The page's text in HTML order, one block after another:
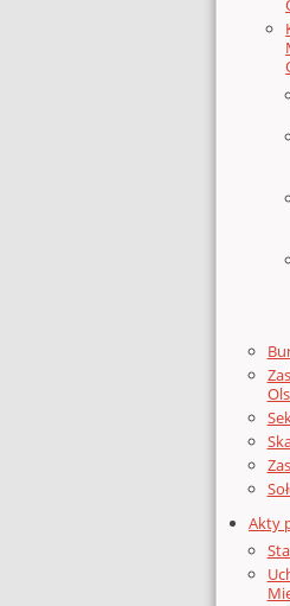
Akty